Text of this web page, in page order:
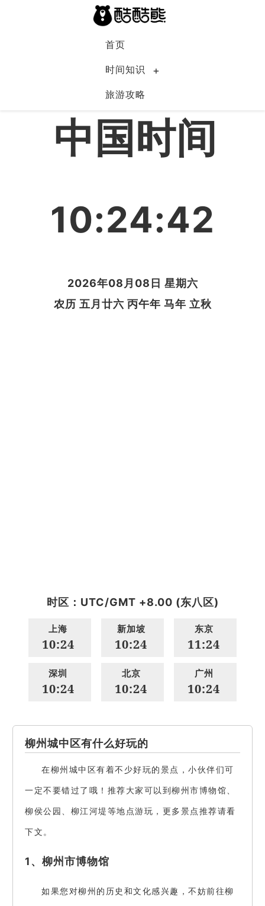
首页
时间知识
旅游攻略
中国
中国时间
10:24:42
2026年08月08日 星期六
农历 五月廿六 丙午年 马年 立秋
时区：UTC/GMT +8.00 (东八区)
上海
10:24
新加坡
10:24
东京
11:24
深圳
10:24
北京
10:24
广州
10:24
柳州城中区有什么好玩的
在柳州城中区有着不少好玩的景点，小伙伴们可
一定不要错过了哦！推荐大家可以到柳州市博物馆、
柳侯公园、柳江河堤等地点游玩，更多景点推荐请看
下文。
1、柳州市博物馆
如果您对柳州的历史和文化感兴趣，不妨前往柳